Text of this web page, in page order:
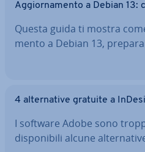
Ag­gior­na­men­to a Debian 13:
Questa guida ti mostra
men­to a Debian 13,
4 al­ter­na­ti­ve gratuite a
I software Adobe sono
di­spo­ni­bi­li alcune